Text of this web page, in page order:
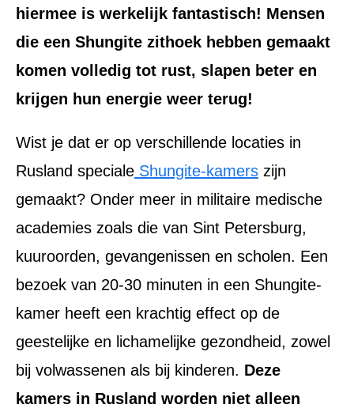
hiermee is werkelijk fantastisch! Mensen
die een Shungite zithoek hebben gemaakt
komen volledig tot rust, slapen beter en
krijgen hun energie weer terug!
Wist je dat er op verschillende locaties in
Rusland speciale Shungite-kamers zijn
gemaakt? Onder meer in militaire medische
academies zoals die van Sint Petersburg,
kuuroorden, gevangenissen en scholen. Een
bezoek van 20-30 minuten in een Shungite-
kamer heeft een krachtig effect op de
geestelijke en lichamelijke gezondheid, zowel
bij volwassenen als bij kinderen. Deze
kamers in Rusland worden niet alleen